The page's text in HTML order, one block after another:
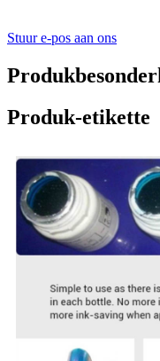
Stuur e-pos aan ons
Produk-etikette